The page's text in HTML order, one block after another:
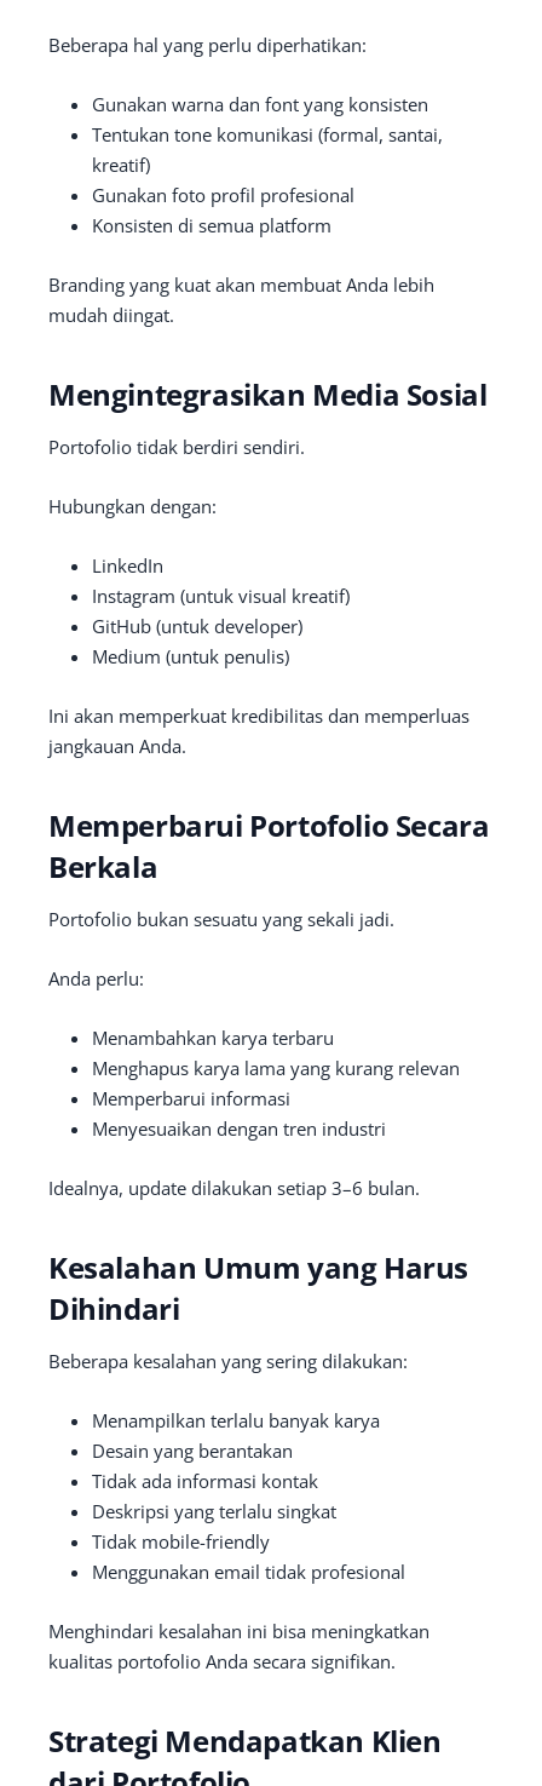
Beberapa hal yang perlu diperhatikan:
Gunakan warna dan font yang konsisten
Tentukan tone komunikasi (formal, santai,
kreatif)
Gunakan foto profil profesional
Konsisten di semua platform
Branding yang kuat akan membuat Anda lebih
mudah diingat.
Mengintegrasikan Media Sosial
Portofolio tidak berdiri sendiri.
Hubungkan dengan:
LinkedIn
Instagram (untuk visual kreatif)
GitHub (untuk developer)
Medium (untuk penulis)
Ini akan memperkuat kredibilitas dan memperluas
jangkauan Anda.
Memperbarui Portofolio Secara
Berkala
Portofolio bukan sesuatu yang sekali jadi.
Anda perlu:
Menambahkan karya terbaru
Menghapus karya lama yang kurang relevan
Memperbarui informasi
Menyesuaikan dengan tren industri
Idealnya, update dilakukan setiap 3–6 bulan.
Kesalahan Umum yang Harus
Dihindari
Beberapa kesalahan yang sering dilakukan:
Menampilkan terlalu banyak karya
Desain yang berantakan
Tidak ada informasi kontak
Deskripsi yang terlalu singkat
Tidak mobile-friendly
Menggunakan email tidak profesional
Menghindari kesalahan ini bisa meningkatkan
kualitas portofolio Anda secara signifikan.
Strategi Mendapatkan Klien